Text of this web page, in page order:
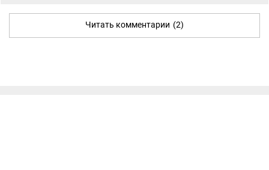
Читать комментарии (2)